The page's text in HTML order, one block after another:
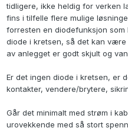
tidligere, ikke heldig for verken
fins i tilfelle flere mulige
forresten en diodefunksjon
diode i kretsen, så det kan
av anlegget er godt skjult og
Er det ingen diode i kretsen, er
kontakter, vendere/brytere,
Går det minimalt med strøm i
urovekkende med så stort